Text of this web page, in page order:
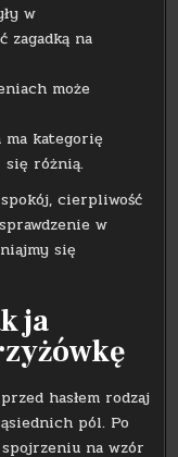
w
zagadką na
może
kategorię
się różnią.
cierpliwość
w
się
ja
hasłem rodzaj
pól. Po
na wzór